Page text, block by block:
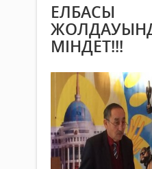
ЕЛБАСЫ
МІНДЕТ!!!